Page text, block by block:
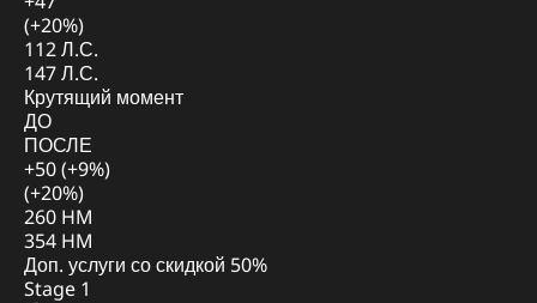
(+20%)
112 Л.С.
147 Л.С.
Крутящий момент
ДО
ПОСЛЕ
+50 (+9%)
(+20%)
260 HM
354 HM
Доп. услуги со скидкой 50%
Stage 1